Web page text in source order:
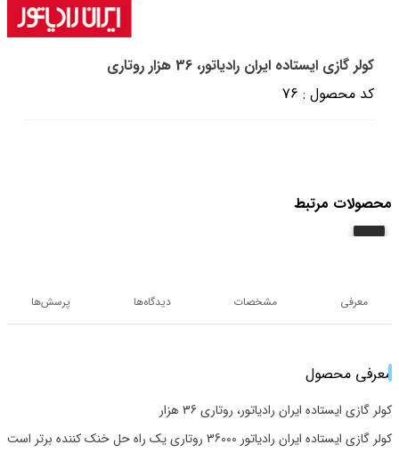
کولر گازی ایستاده ایران رادیاتور، 36 هزار روتاری
کد محصول : 76
محصولات مرتبط
معرفی مشخصات دیدگاه‌ها پرسش‌ها
معرفی محصول
کولر گازی ایستاده ایران رادیاتور، روتاری 36 هزار
کولر گازی ایستاده ایران رادیاتور 36000 روتاری یک راه حل خنک کننده برتر است